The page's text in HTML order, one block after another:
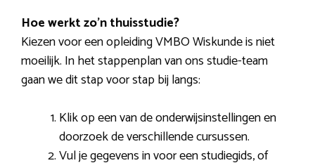
Hoe werkt zo’n thuisstudie?
Kiezen voor een opleiding VMBO Wiskunde is niet
moeilijk. In het stappenplan van ons studie-team
gaan we dit stap voor stap bij langs:
Klik op een van de onderwijsinstellingen en
doorzoek de verschillende cursussen.
Vul je gegevens in voor een studiegids, of